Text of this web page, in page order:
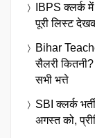
IBPS क्लर्क
पूरी लिस्ट
Bihar
सैलरी
सभी भत्ते
SBI क्लर्क
अगस्त को,